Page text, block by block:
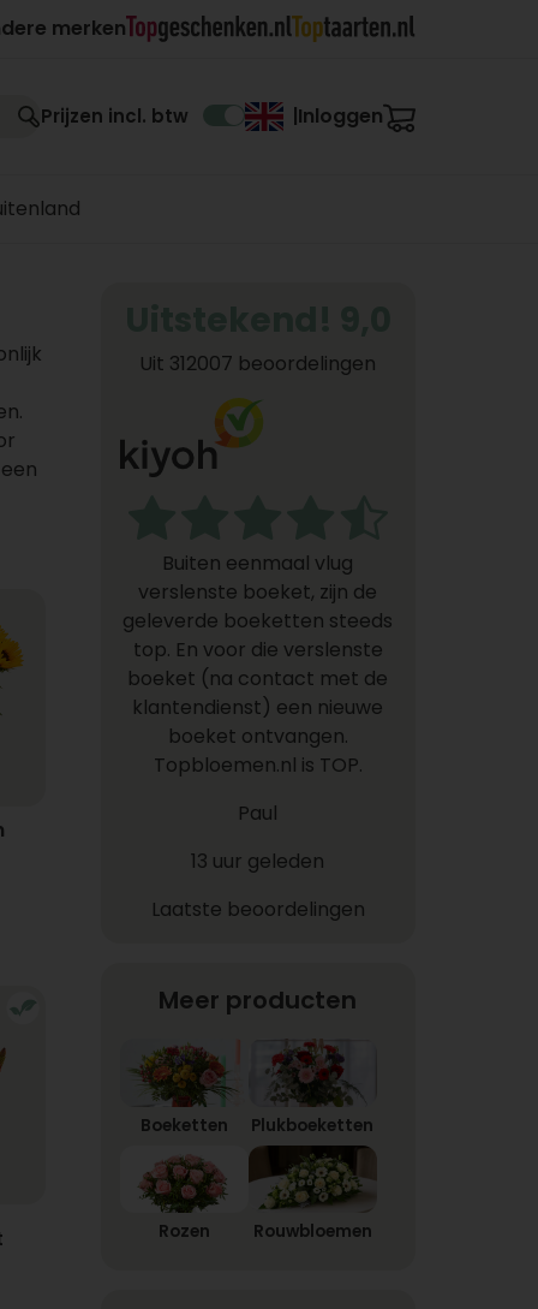
merken
Prijzen incl. btw Inloggen
Uit 312007 beoordelingen
Buiten eenmaal vlug
verslenste boeket, zijn de
geleverde boeketten steeds
top. En voor die verslenste
boeket (na contact met de
klantendienst) een nieuwe
boeket ontvangen.
Topbloemen.nl is TOP.
Paul
13 uur geleden
Laatste beoordelingen
Meer producten
Boeketten Plukboeketten
Rozen Rouwbloemen